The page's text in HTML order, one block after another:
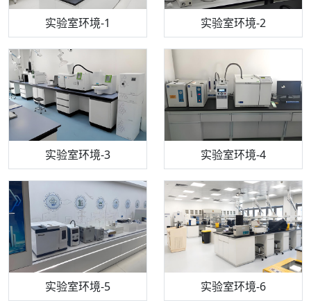
实验室环境-1 实验室环境-2
实验室环境-3 实验室环境-4
实验室环境-5 实验室环境-6
机构质检技术员-1 机构质检技术员-2
机构质检技术员-3 机构质检技术员-4
机构质检技术员-5 机构质检技术员-6
步入式恒温恒湿试验箱 电感耦合等离子体光谱仪
高效液相色谱仪 流式细胞仪
气相色谱仪 万能力学试验仪